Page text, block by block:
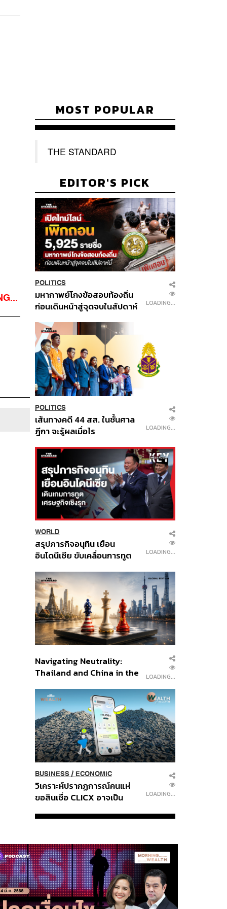
MOST POPULAR
THE STANDARD
EDITOR'S PICK
POLITICS
มหากาพย์โกงข้อสอบท้องถิ่น
ก่อนเดินหน้าสู่จุดจบในสัปดาห์
LOADING...
POLITICS
เส้นทางคดี 44 สส. ในชั้นศาล
ฎีกา จะรู้ผลเมื่อไร
LOADING...
WORLD
สรุปภารกิจอนุทิน เยือน
อินโดนีเซีย ขับเคลื่อนการทูต
ส่วนยุทธศาสตร์ไทย –
อินโดนีเซีย
LOADING...
Navigating Neutrality:
Thailand and China in the
Order
LOADING...
BUSINESS/ ECONOMIC
วิเคราะห์ปรากฏการณ์คนแห่
ขอสินเชื่อ CLICX อาจเป็น
ปัญหาหนี้ครัวเรือนไทยที่ถูกซุก
LOADING...